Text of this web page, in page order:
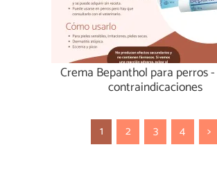
Crema Bepanthol para perros
contraindicaciones
1 2 3 4 >